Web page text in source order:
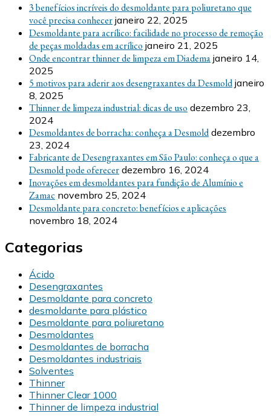
3 benefícios incríveis do desmoldante para poliuretano que
você precisa conhecer janeiro 22, 2025
Desmoldante para acrílico: facilidade no processo de remoção
de peças moldadas em acrílico janeiro 21, 2025
Onde encontrar thinner de limpeza em Diadema janeiro 14,
2025
5 motivos para aderir aos desengraxantes da Desmold janeiro
8, 2025
Thinner de limpeza industrial: dicas de uso dezembro 23,
2024
Desmoldantes de borracha: conheça a Desmold dezembro
23, 2024
Fabricante de Desengraxantes em São Paulo: conheça o que a
Desmold pode oferecer dezembro 16, 2024
Inovações em desmoldantes para fundição de Alumínio e
Zamac novembro 25, 2024
Desmoldante para concreto: benefícios e aplicações
novembro 18, 2024
Categorias
Ácido
Desengraxantes
Desmoldante para concreto
desmoldante para plástico
Desmoldante para poliuretano
Desmoldantes
Desmoldantes de borracha
Desmoldantes industriais
Solventes
Thinner
Thinner Clear 1000
Thinner de limpeza industrial